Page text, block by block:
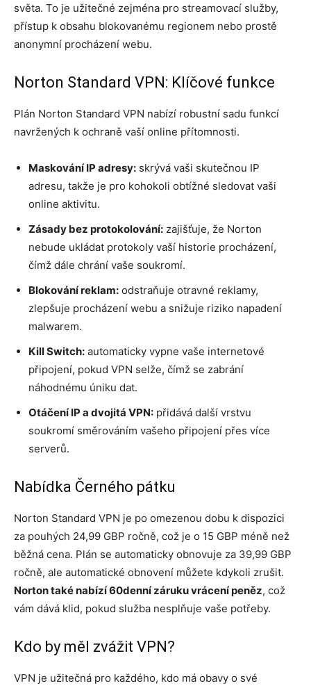
světa. To je užitečné zejména pro streamovací služby,
přístup k obsahu blokovanému regionem nebo prostě
anonymní procházení webu.
Norton Standard VPN: Klíčové funkce
Plán Norton Standard VPN nabízí robustní sadu funkcí
navržených k ochraně vaší online přítomnosti.
Maskování IP adresy: skrývá vaši skutečnou IP
adresu, takže je pro kohokoli obtížné sledovat vaši
online aktivitu.
Zásady bez protokolování: zajišťuje, že Norton
nebude ukládat protokoly vaší historie procházení,
čímž dále chrání vaše soukromí.
Blokování reklam: odstraňuje otravné reklamy,
zlepšuje procházení webu a snižuje riziko napadení
malwarem.
Kill Switch: automaticky vypne vaše internetové
připojení, pokud VPN selže, čímž se zabrání
náhodnému úniku dat.
Otáčení IP a dvojitá VPN: přidává další vrstvu
soukromí směrováním vašeho připojení přes více
serverů.
Nabídka Černého pátku
Norton Standard VPN je po omezenou dobu k dispozici
za pouhých 24,99 GBP ročně, což je o 15 GBP méně než
běžná cena. Plán se automaticky obnovuje za 39,99 GBP
ročně, ale automatické obnovení můžete kdykoli zrušit.
Norton také nabízí 60denní záruku vrácení peněz, což
vám dává klid, pokud služba nesplňuje vaše potřeby.
Kdo by měl zvážit VPN?
VPN je užitečná pro každého, kdo má obavy o své